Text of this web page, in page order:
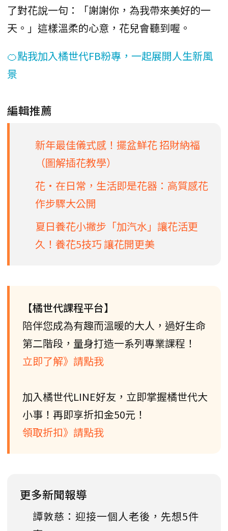
了對花說一句：「謝謝你，為我帶來美好的一
天。」這樣溫柔的心意，花兒會聽到喔。
🍊點我加入橘世代FB粉專，一起展開人生新風
景
編輯推薦
新年最佳儀式感！擺盆鮮花 招財納福
（圖解插花教學）
花‧在日常，生活即是花器：高質感花
作步驟大公開
夏日養花小撇步「加汽水」讓花活更
久！養花5技巧 讓花開更美
【橘世代課程平台】
陪伴您成為有趣而溫暖的大人，過好生命
第二階段，量身打造一系列專業課程！
立即了解》請點我
加入橘世代LINE好友，立即掌握橘世代大
小事！再即享折扣金50元！
領取折扣》請點我
更多新聞報導
譚敦慈：迎接一個人老後，先想5件